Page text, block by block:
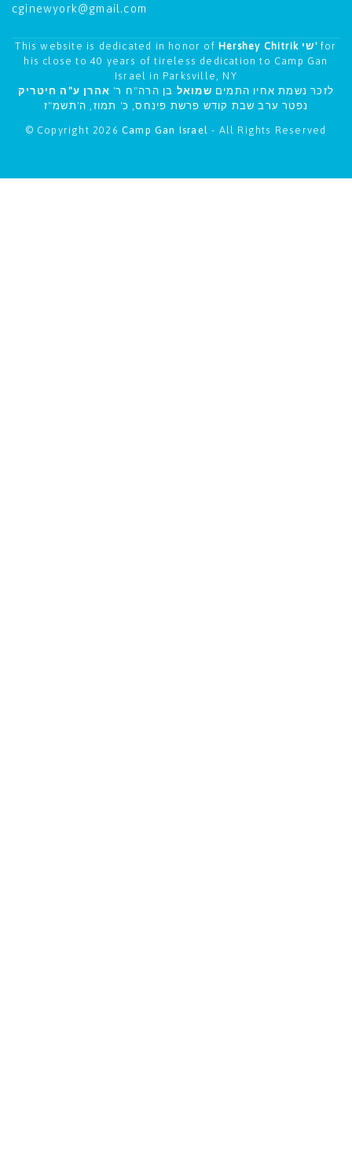
cginewyork@gmail.com
This website is dedicated in honor of Hershey Chitrik שי' for
his close to 40 years of tireless dedication to Camp Gan
Israel in Parksville, NY
לזכר נשמת אחיו התמים שמואל בן הרה"ח ר' אהרן ע"ה חיטריק
נפטר ערב שבת קודש פרשת פינחס, כ' תמוז, ה'תשמ"ז
© Copyright 2026 Camp Gan Israel- All Rights Reserved